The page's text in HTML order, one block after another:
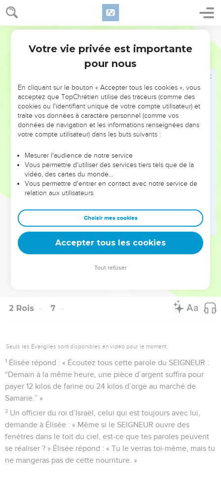
2 Rois 6
mangions.” Mais elle l’a caché. »
30 Quand le roi entend les paroles de cette femme, il déchire
ses vêtements. Comme il est sur le mur de la ville, les
habitants peuvent voir que par-dessous, il porte un habit
grossier directement sur le corps.
Le roi dit alors : « Que Dieu me punisse très sévèrement si
épaules ! »
Élisée annonce la fin de la famine
Pendant ce temps, Élisée et les anciens de la ville sont
que celui-ci arrive, Élisée dit aux anciens : « Vous voyez, cet
assassin envoie quelqu’un pour me couper la tête. Faites
attention ! Dès que cet homme arrivera, fermez la porte et
empêchez-le d’entrer ! D’ailleurs, nous entendons déjà son
Élisée est encore en train de parler quand le roi arrive. Il
dit : « C’est le SEIGNEUR qui nous envoie tous ces malheurs !
Qu’est-ce que je peux encore espérer de lui ? »
© Société biblique française – Bibli’O, 2000, avec autorisation. Pour vous procurer
2 Rois 7
Seuls les Évangiles sont disponibles en vidéo pour le moment.
1 Élisée répond : « Écoutez tous cette parole du SEIGNEUR :
“Demain à la même heure, une pièce d’argent suffira pour
payer 12 kilos de farine ou 24 kilos d’orge au marché de
Samarie.” »
2 Un officier du roi d’Israël, celui qui est toujours avec lui,
demande à Élisée : « Même si le SEIGNEUR ouvre des
fenêtres dans le toit du ciel, est-ce que tes paroles peuvent
se réaliser ? » Élisée répond : « Tu le verras toi-même, mais tu
ne mangeras pas de cette nourriture. »
Votre vie privée est importante
pour nous
En cliquant sur le bouton « Accepter tous les cookies », vous
acceptez que TopChrétien utilise des traceurs (comme des
cookies ou l'identifiant unique de votre compte utilisateur) et
traite vos données à caractère personnel (comme vos
données de navigation et les informations renseignées dans
votre compte utilisateur) dans les buts suivants :
Mesurer l'audience de notre service
Vous permettre d'utiliser des services tiers tels que de la
vidéo, des cartes du monde…
Vous permettre d'entrer en contact avec notre service de
relation aux utilisateurs.
Choisir mes cookies
Accepter tous les cookies
Tout refuser